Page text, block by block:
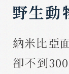
野生動
納米比亞
卻不到